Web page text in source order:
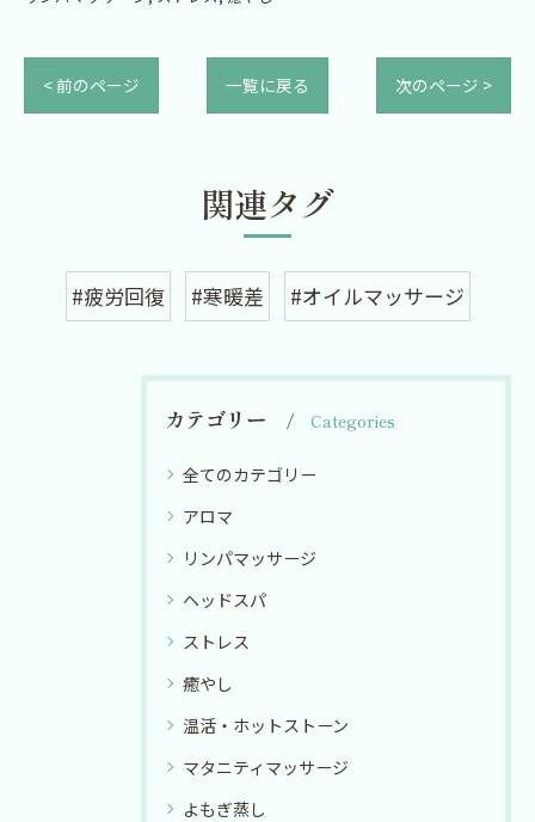
< 前のページ 一覧に戻る 次のページ >
関連タグ
#疲労回復 #寒暖差 #オイルマッサージ
カテゴリー Categories
全てのカテゴリー
アロマ
リンパマッサージ
ヘッドスパ
ストレス
癒やし
温活・ホットストーン
マタニティマッサージ
よもぎ蒸し